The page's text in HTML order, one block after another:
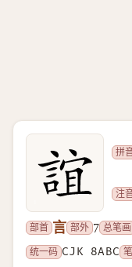
拼
注
部首 言 部外 7 总笔画
统一码 CJK 8ABC